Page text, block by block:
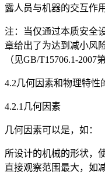
露人员与机器的交互作
注：当仅通过本质安全
章给出了为达到减小风
（见GB/T15706.1-
4.2几何因素和物理特性
4.2.1几何因素
几何因素可以是，如：
所设计的机械的形状，
直接观察范围最大，如